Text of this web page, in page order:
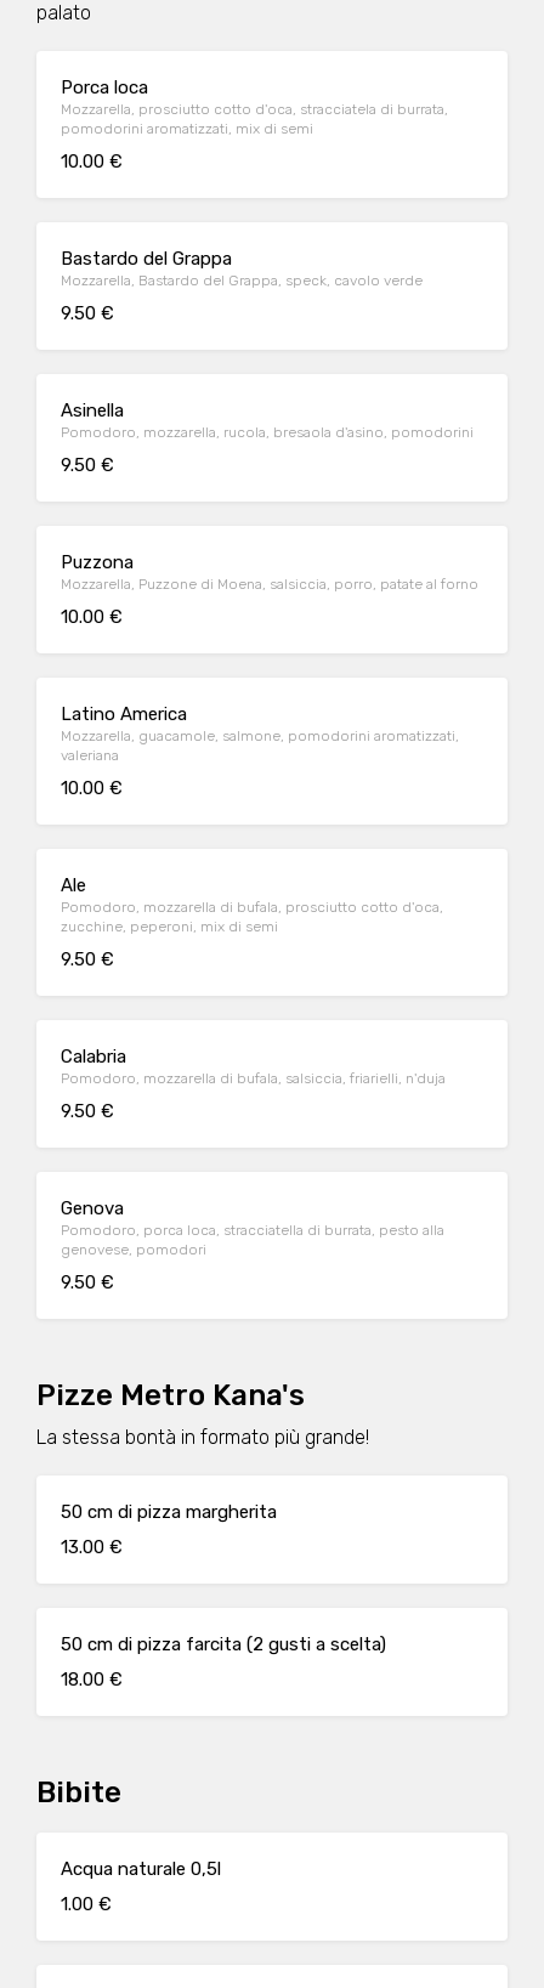
palato
Porca loca
Mozzarella, prosciutto cotto d'oca, stracciatela di burrata,
pomodorini aromatizzati, mix di semi
10.00 €
Bastardo del Grappa
Mozzarella, Bastardo del Grappa, speck, cavolo verde
9.50 €
Asinella
Pomodoro, mozzarella, rucola, bresaola d'asino, pomodorini
9.50 €
Puzzona
Mozzarella, Puzzone di Moena, salsiccia, porro, patate al forno
10.00 €
Latino America
Mozzarella, guacamole, salmone, pomodorini aromatizzati,
valeriana
10.00 €
Ale
Pomodoro, mozzarella di bufala, prosciutto cotto d'oca,
zucchine, peperoni, mix di semi
9.50 €
Calabria
Pomodoro, mozzarella di bufala, salsiccia, friarielli, n'duja
9.50 €
Genova
Pomodoro, porca loca, stracciatella di burrata, pesto alla
genovese, pomodori
9.50 €
Pizze Metro Kana's
La stessa bontà in formato più grande!
50 cm di pizza margherita
13.00 €
50 cm di pizza farcita (2 gusti a scelta)
18.00 €
Bibite
Acqua naturale 0,5l
1.00 €